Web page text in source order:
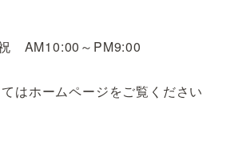
AM10:00～PM9:00
はホームページをご覧ください